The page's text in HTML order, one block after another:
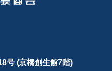
号 (京橋創生館7階)